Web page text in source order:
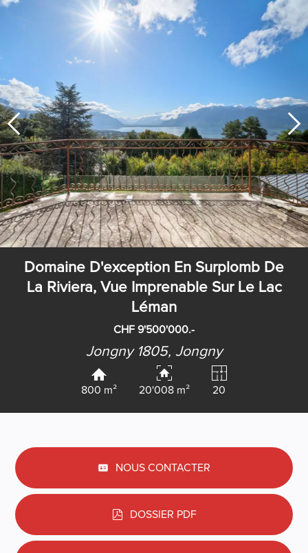
Domaine D'exception En Surplomb De
La Riviera, Vue Imprenable Sur Le Lac
Léman
CHF 9'500'000.-
Jongny 1805, Jongny
800 m² 20'008 m² 20
NOUS CONTACTER
DOSSIER PDF